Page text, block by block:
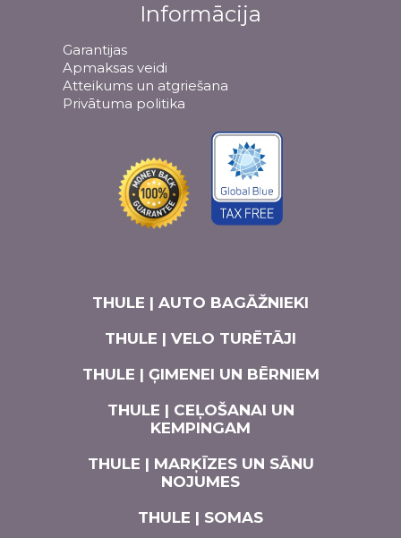
Informācija
Garantijas
Apmaksas veidi
Atteikums un atgriešana
Privātuma politika
THULE | AUTO BAGĀŽNIEKI
THULE | VELO TURĒTĀJI
THULE | ĢIMENEI UN BĒRNIEM
THULE | CEĻOŠANAI UN
KEMPINGAM
THULE | MARĶĪZES UN SĀNU
NOJUMES
THULE | SOMAS